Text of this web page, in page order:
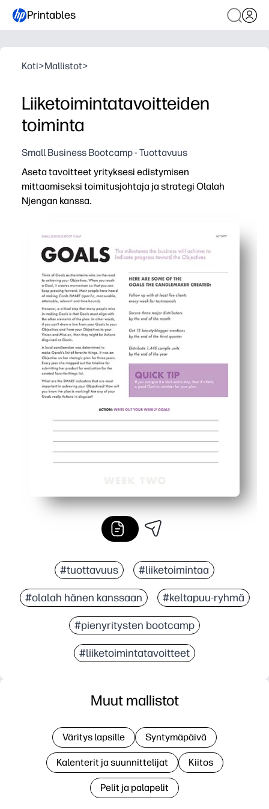
Printables
Koti>Mallistot>
Liiketoimintatavoitteiden
toiminta
Small Business Bootcamp - Tuottavuus
Aseta tavoitteet yrityksesi edistymisen
mittaamiseksi toimitusjohtaja ja strategi Olalah
Njengan kanssa.
#tuottavuus #liiketoimintaa
#olalah hänen kanssaan #keltapuu-ryhmä
#pienyritysten bootcamp
#liiketoimintatavoitteet
Muut mallistot
Väritys lapsille Syntymäpäivä
Kalenterit ja suunnittelijat Kiitos
Pelit ja palapelit